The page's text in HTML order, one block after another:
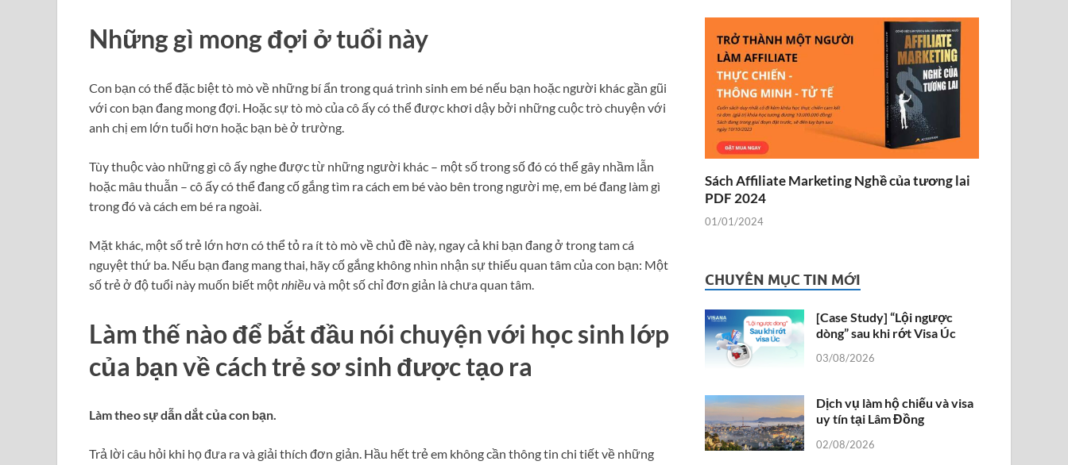
Những gì mong đợi ở tuổi này
Con bạn có thể đặc biệt tò mò về những bí ẩn trong quá trình sinh em bé nếu bạn hoặc người khác gần gũi
với con bạn đang mong đợi. Hoặc sự tò mò của cô ấy có thể được khơi dậy bởi những cuộc trò chuyện với
anh chị em lớn tuổi hơn hoặc bạn bè ở trường.
Tùy thuộc vào những gì cô ấy nghe được từ những người khác – một số trong số đó có thể gây nhầm lẫn
hoặc mâu thuẫn – cô ấy có thể đang cố gắng tìm ra cách em bé vào bên trong người mẹ, em bé đang làm gì
trong đó và cách em bé ra ngoài.
Mặt khác, một số trẻ lớn hơn có thể tỏ ra ít tò mò về chủ đề này, ngay cả khi bạn đang ở trong tam cá
nguyệt thứ ba. Nếu bạn đang mang thai, hãy cố gắng không nhìn nhận sự thiếu quan tâm của con bạn: Một
số trẻ ở độ tuổi này muốn biết mộtnhiềuvà một số chỉ đơn giản là chưa quan tâm.
Làm thế nào để bắt đầu nói chuyện với học sinh lớp
của bạn về cách trẻ sơ sinh được tạo ra
Làm theo sự dẫn dắt của con bạn.
Trả lời câu hỏi khi họ đưa ra và giải thích đơn giản. Hầu hết trẻ em không cần thông tin chi tiết về những
Sách Affiliate Marketing Nghề của tương lai
PDF 2024
01/01/2024
CHUYÊN MỤC TIN MỚI
[Case Study] “Lội ngược
dòng” sau khi rớt Visa Úc
03/08/2026
Dịch vụ làm hộ chiếu và visa
uy tín tại Lâm Đồng
02/08/2026